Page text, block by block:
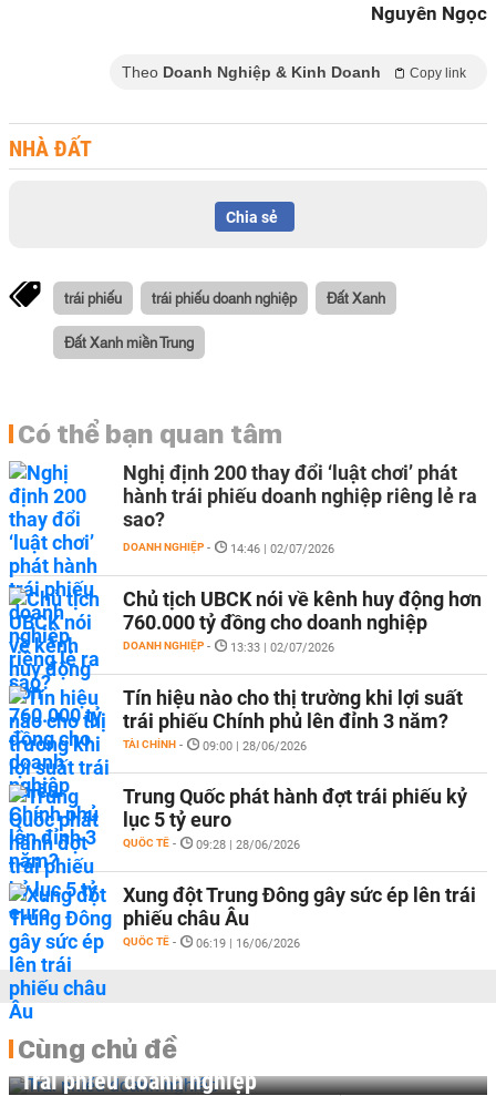
Nguyên Ngọc
Theo Doanh Nghiệp & Kinh Doanh Copy link
NHÀ ĐẤT
Chia sẻ
trái phiếu trái phiếu doanh nghiệp Đất Xanh
Đất Xanh miền Trung
Có thể bạn quan tâm
Nghị định 200 thay đổi ‘luật chơi’ phát
hành trái phiếu doanh nghiệp riêng lẻ ra
sao?
DOANH NGHIỆP - 14:46 | 02/07/2026
Chủ tịch UBCK nói về kênh huy động hơn
760.000 tỷ đồng cho doanh nghiệp
DOANH NGHIỆP - 13:33 | 02/07/2026
Tín hiệu nào cho thị trường khi lợi suất
trái phiếu Chính phủ lên đỉnh 3 năm?
TÀI CHÍNH - 09:00 | 28/06/2026
Trung Quốc phát hành đợt trái phiếu kỷ
lục 5 tỷ euro
QUỐC TẾ - 09:28 | 28/06/2026
Xung đột Trung Đông gây sức ép lên trái
phiếu châu Âu
QUỐC TẾ - 06:19 | 16/06/2026
Cùng chủ đề
Trái phiếu doanh nghiệp